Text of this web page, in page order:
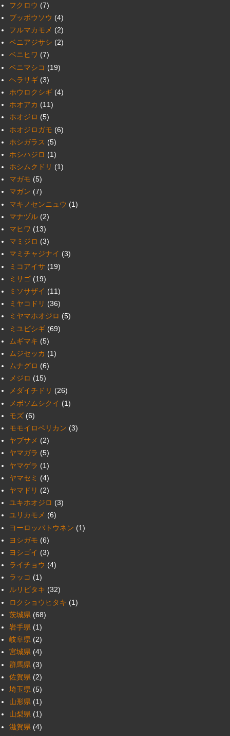
フクロウ (7)
ブッポウソウ (4)
フルマカモメ (2)
ベニアジサシ (2)
ベニヒワ (7)
ベニマシコ (19)
ヘラサギ (3)
ホウロクシギ (4)
ホオアカ (11)
ホオジロ (5)
ホオジロガモ (6)
ホシガラス (5)
ホシハジロ (1)
ホシムクドリ (1)
マガモ (5)
マガン (7)
マキノセンニュウ (1)
マナヅル (2)
マヒワ (13)
マミジロ (3)
マミチャジナイ (3)
ミコアイサ (19)
ミサゴ (19)
ミソサザイ (11)
ミヤコドリ (36)
ミヤマホオジロ (5)
ミユビシギ (69)
ムギマキ (5)
ムジセッカ (1)
ムナグロ (6)
メジロ (15)
メダイチドリ (26)
メボソムシクイ (1)
モズ (6)
モモイロペリカン (3)
ヤブサメ (2)
ヤマガラ (5)
ヤマゲラ (1)
ヤマセミ (4)
ヤマドリ (2)
ユキホオジロ (3)
ユリカモメ (6)
ヨーロッパトウネン (1)
ヨシガモ (6)
ヨシゴイ (3)
ライチョウ (4)
ラッコ (1)
ルリビタキ (32)
ロクショウヒタキ (1)
茨城県 (68)
岩手県 (1)
岐阜県 (2)
宮城県 (4)
群馬県 (3)
佐賀県 (2)
埼玉県 (5)
山形県 (1)
山梨県 (1)
滋賀県 (4)